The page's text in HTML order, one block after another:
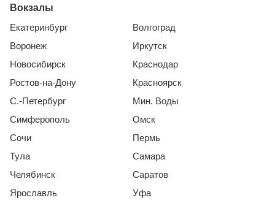
Вокзалы
Екатеринбург
Воронеж
Новосибирск
Ростов-на-Дону
С.-Петербург
Симферополь
Сочи
Тула
Челябинск
Ярославль
Волгоград
Иркутск
Краснодар
Красноярск
Мин. Воды
Омск
Пермь
Самара
Саратов
Уфа